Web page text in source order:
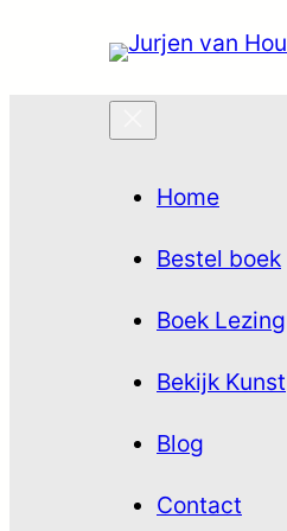
Home
Bestel boek
Boek Lezing
Bekijk Kunst
Blog
Contact